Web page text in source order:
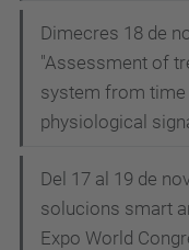
Dimecres 18 de
"Assessment of
system from
physiological
Del 17 al 19 de
solucions smart
Expo World